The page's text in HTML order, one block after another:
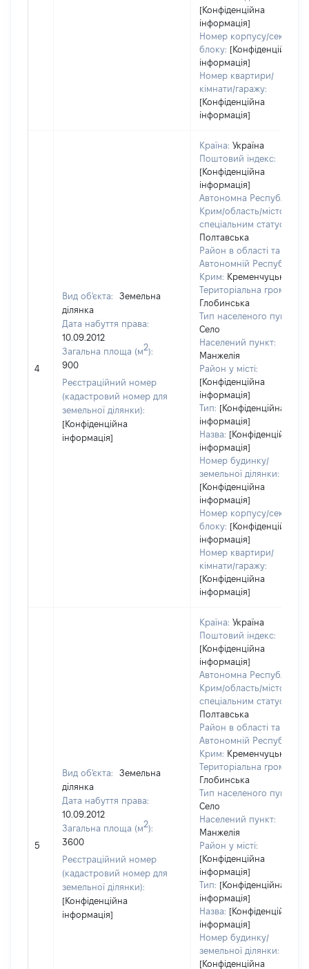
[Конфіденційна
інформація]
Номер корпусу/секції/
блоку: [Конфіденційна
інформація]
Номер квартири/
кімнати/гаражу:
[Конфіденційна
інформація]
4
Вид об'єкта:
Земельна
ділянка
Дата набуття права:
10.09.2012
Загальна площа (м2):
900
Реєстраційний номер
(кадастровий номер для
земельної ділянки):
[Конфіденційна
інформація]
Країна: Україна
Поштовий індекс:
[Конфіденційна
інформація]
Автономна Республіка
Крим/область/місто зі
спеціальним статусом:
Полтавська
Район в області та
Автономній Республіці
Крим: Кременчуцький
Територіальна громада:
Глобинська
Тип населеного пункту:
Село
Населений пункт:
Манжелія
Район у місті:
[Конфіденційна
інформація]
Тип: [Конфіденційна
інформація]
Назва: [Конфіденційна
інформація]
Номер будинку/
земельної ділянки:
[Конфіденційна
інформація]
Номер корпусу/секції/
блоку: [Конфіденційна
інформація]
Номер квартири/
кімнати/гаражу:
[Конфіденційна
інформація]
5
Вид об'єкта:
Земельна
ділянка
Дата набуття права:
10.09.2012
Загальна площа (м2):
3600
Реєстраційний номер
(кадастровий номер для
земельної ділянки):
[Конфіденційна
інформація]
Країна: Україна
Поштовий індекс:
[Конфіденційна
інформація]
Автономна Республіка
Крим/область/місто зі
спеціальним статусом:
Полтавська
Район в області та
Автономній Республіці
Крим: Кременчуцький
Територіальна громада:
Глобинська
Тип населеного пункту:
Село
Населений пункт:
Манжелія
Район у місті:
[Конфіденційна
інформація]
Тип: [Конфіденційна
інформація]
Назва: [Конфіденційна
інформація]
Номер будинку/
земельної ділянки:
[Конфіденційна